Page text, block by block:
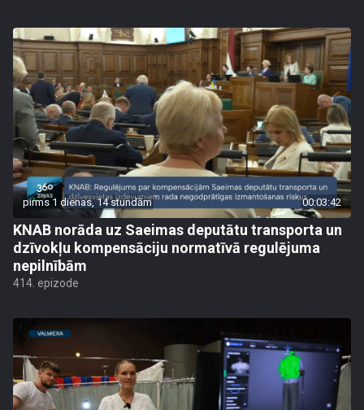
pirms 1 dienas, 14 stundām 00:03:42
KNAB norāda uz Saeimas deputātu transporta un
dzīvokļu kompensāciju normatīvā regulējuma
nepilnībām
414. epizode